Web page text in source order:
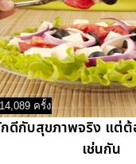
ครั้ง
ดีกับสุขภาพจริง แต่ต้
เช่นกัน